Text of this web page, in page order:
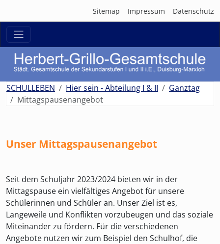
Sitemap Impressum Datenschutz
zurück
SCHULLEBEN
Hier sein - Abteilung I & II
Ganztag
Mittagspausenangebot
Unser Mittagspausenangebot
Seit dem Schuljahr 2023/2024 bieten wir in der
Mittagspause ein vielfältiges Angebot für unsere
Schülerinnen und Schüler an. Unser Ziel ist es,
Langeweile und Konflikten vorzubeugen und das soziale
Miteinander zu fördern. Für die verschiedenen
Angebote nutzen wir zum Beispiel den Schulhof, die